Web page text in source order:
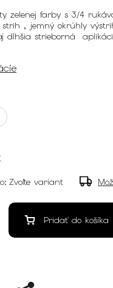
zelenej farby s 3/4
, jemný okrúhly
dlhšia strieborná
Zvoľte variant
Pridať do košíka